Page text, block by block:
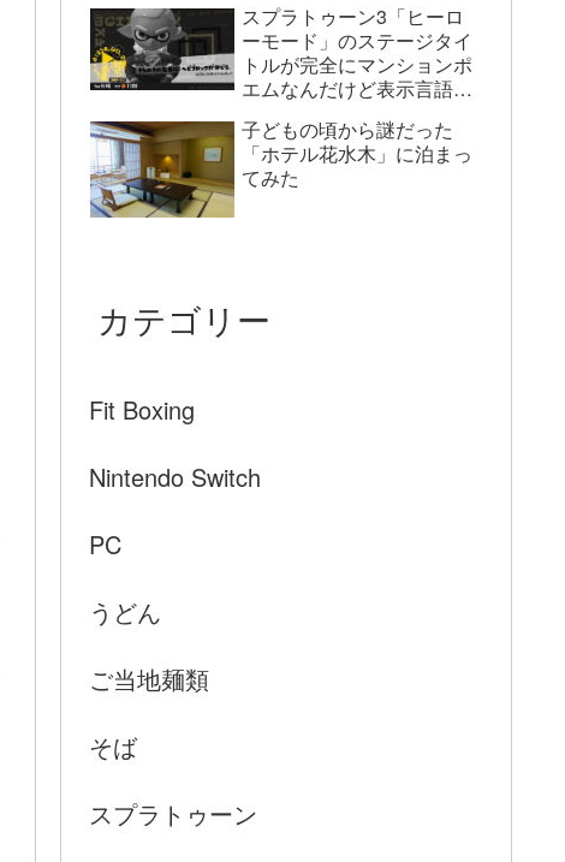
スプラトゥーン3「ヒーロ
ーモード」のステージタイ
トルが完全にマンションポ
エムなんだけど表示言語が
の？
子どもの頃から謎だった
「ホテル花水木」に泊まっ
てみた
カテゴリー
Fit Boxing
Nintendo Switch
PC
うどん
ご当地麺類
そば
スプラトゥーン